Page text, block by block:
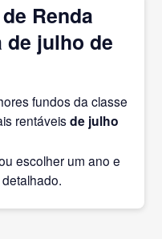
Renda
de julho de
fundos da classe
rentáveisde julho
escolher um ano e